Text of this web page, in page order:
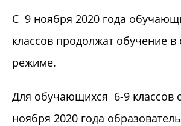
С 9 ноября 2020 года
классов продолжат обучение
режиме.
Для обучающихся 6-9 классов
ноября 2020 года